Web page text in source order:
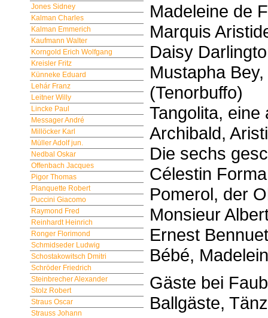
Jones Sidney
Kalman Charles
Kalman Emmerich
Kaufmann Walter
Korngold Erich Wolfgang
Kreisler Fritz
Künneke Eduard
Lehár Franz
Leitner Willy
Lincke Paul
Messager André
Millöcker Karl
Müller Adolf jun.
Nedbal Oskar
Offenbach Jacques
Pigor Thomas
Planquette Robert
Puccini Giacomo
Raymond Fred
Reinhardt Heinrich
Ronger Florimond
Schmidseder Ludwig
Schostakowitsch Dmitri
Schröder Friedrich
Steinbrecher Alexander
Stolz Robert
Straus Oscar
Strauss Johann
Madeleine de
Marquis
Daisy
Mustapha
(Tenorbuffo)
Tangolita,
Archibald,
Die sechs
Célestin
Pomerol, der
Monsieur
Ernest
Bébé,
Gäste bei
Ballgäste,